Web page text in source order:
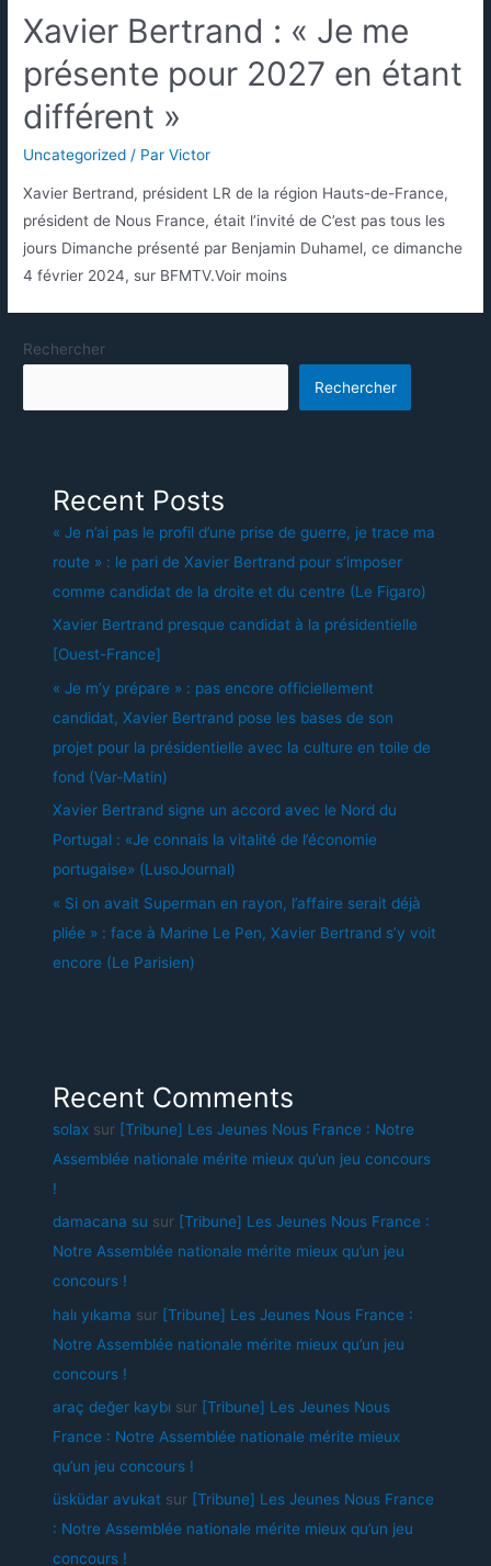
Xavier Bertrand : « Je me
présente pour 2027 en étant
différent »
Uncategorized / ParVictor
Xavier Bertrand, président LR de la région Hauts-de-France,
président de Nous France, était l’invité de C’est pas tous les
jours Dimanche présenté par Benjamin Duhamel, ce dimanche
4 février 2024, sur BFMTV.Voir moins
Rechercher
Rechercher
Recent Posts
« Je n’ai pas le profil d’une prise de guerre, je trace ma
route » : le pari de Xavier Bertrand pour s’imposer
comme candidat de la droite et du centre (Le Figaro)
Xavier Bertrand presque candidat à la présidentielle
[Ouest-France]
« Je m’y prépare » : pas encore officiellement
candidat, Xavier Bertrand pose les bases de son
projet pour la présidentielle avec la culture en toile de
fond (Var-Matin)
Xavier Bertrand signe un accord avec le Nord du
Portugal : «Je connais la vitalité de l’économie
portugaise» (LusoJournal)
« Si on avait Superman en rayon, l’affaire serait déjà
pliée » : face à Marine Le Pen, Xavier Bertrand s’y voit
encore (Le Parisien)
Recent Comments
solax sur [Tribune] Les Jeunes Nous France : Notre
Assemblée nationale mérite mieux qu’un jeu concours
!
damacana su sur [Tribune] Les Jeunes Nous France :
Notre Assemblée nationale mérite mieux qu’un jeu
concours !
halı yıkama sur [Tribune] Les Jeunes Nous France :
Notre Assemblée nationale mérite mieux qu’un jeu
concours !
araç değer kaybı sur [Tribune] Les Jeunes Nous
France : Notre Assemblée nationale mérite mieux
qu’un jeu concours !
üsküdar avukat sur [Tribune] Les Jeunes Nous France
: Notre Assemblée nationale mérite mieux qu’un jeu
concours !